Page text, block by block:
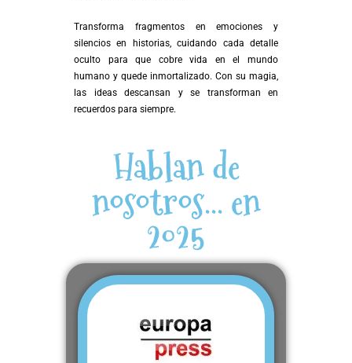
Transforma fragmentos en emociones y
silencios en historias, cuidando cada detalle
oculto para que cobre vida en el mundo
humano y quede inmortalizado. Con su magia,
las ideas descansan y se transforman en
recuerdos para siempre.
Hablan de
nosotros... en
2025